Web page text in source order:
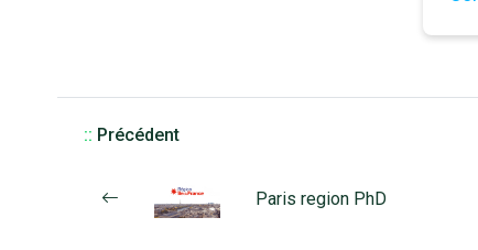
:: Précédent
Paris region PhD